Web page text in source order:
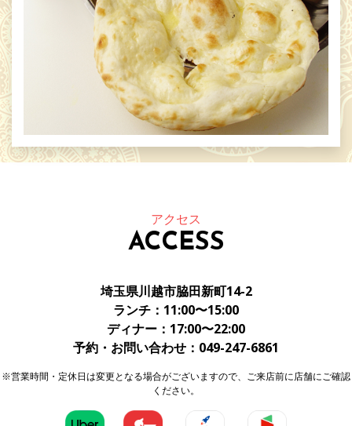
アクセス
ACCESS
埼玉県川越市脇田新町14-2
ランチ：11:00〜15:00
ディナー：17:00〜22:00
予約・お問い合わせ：049-247-6861
※営業時間・定休日は変更となる場合がございますので、ご来店前に店舗にご確認
ください。